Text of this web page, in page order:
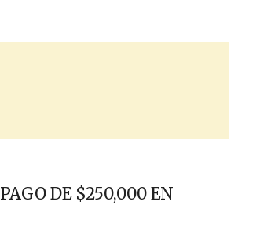
DE $250,000 EN